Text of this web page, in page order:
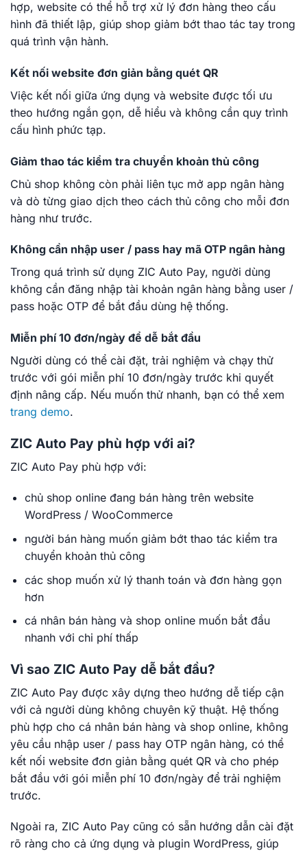
hợp, website có thể hỗ trợ xử lý đơn hàng theo cấu
hình đã thiết lập, giúp shop giảm bớt thao tác tay trong
quá trình vận hành.
Kết nối website đơn giản bằng quét QR
Việc kết nối giữa ứng dụng và website được tối ưu
theo hướng ngắn gọn, dễ hiểu và không cần quy trình
cấu hình phức tạp.
Giảm thao tác kiểm tra chuyển khoản thủ công
Chủ shop không còn phải liên tục mở app ngân hàng
và dò từng giao dịch theo cách thủ công cho mỗi đơn
hàng như trước.
Không cần nhập user / pass hay mã OTP ngân hàng
Trong quá trình sử dụng ZIC Auto Pay, người dùng
không cần đăng nhập tài khoản ngân hàng bằng user /
pass hoặc OTP để bắt đầu dùng hệ thống.
Miễn phí 10 đơn/ngày để dễ bắt đầu
Người dùng có thể cài đặt, trải nghiệm và chạy thử
trước với gói miễn phí 10 đơn/ngày trước khi quyết
định nâng cấp. Nếu muốn thử nhanh, bạn có thể xem
trang demo.
ZIC Auto Pay phù hợp với ai?
ZIC Auto Pay phù hợp với:
chủ shop online đang bán hàng trên website
WordPress / WooCommerce
người bán hàng muốn giảm bớt thao tác kiểm tra
chuyển khoản thủ công
các shop muốn xử lý thanh toán và đơn hàng gọn
hơn
cá nhân bán hàng và shop online muốn bắt đầu
nhanh với chi phí thấp
Vì sao ZIC Auto Pay dễ bắt đầu?
ZIC Auto Pay được xây dựng theo hướng dễ tiếp cận
với cả người dùng không chuyên kỹ thuật. Hệ thống
phù hợp cho cá nhân bán hàng và shop online, không
yêu cầu nhập user / pass hay OTP ngân hàng, có thể
kết nối website đơn giản bằng quét QR và cho phép
bắt đầu với gói miễn phí 10 đơn/ngày để trải nghiệm
trước.
Ngoài ra, ZIC Auto Pay cũng có sẵn hướng dẫn cài đặt
rõ ràng cho cả ứng dụng và plugin WordPress, giúp